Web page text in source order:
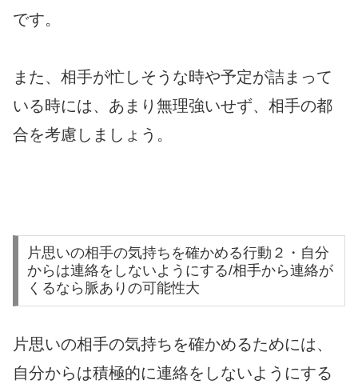
です。
また、相手が忙しそうな時や予定が詰まって
いる時には、あまり無理強いせず、相手の都
合を考慮しましょう。
片思いの相手の気持ちを確かめる行動２・自分
からは連絡をしないようにする/相手から連絡が
くるなら脈ありの可能性大
片思いの相手の気持ちを確かめるためには、
自分からは積極的に連絡をしないようにする